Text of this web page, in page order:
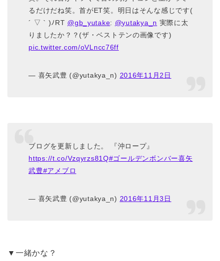
るだけだね笑。首がET笑。明日はそんな感じです(
´ ▽ ` )ﾉRT @gb_yutake: @yutakya_n 実際に太
りましたか？？(ザ・ベストテンの画像です)
pic.twitter.com/oVLncc76ff
— 喜矢武豊 (@yutakya_n) 2016年11月2日
ブログを更新しました。 『沖ロープ』
https://t.co/Vzqyrzs81Q#ゴールデンボンバー喜矢
武豊#アメブロ
— 喜矢武豊 (@yutakya_n) 2016年11月3日
▼一緒かな？